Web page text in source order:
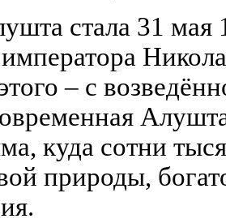
стала 31 мая
– с
куда сотни
природы,